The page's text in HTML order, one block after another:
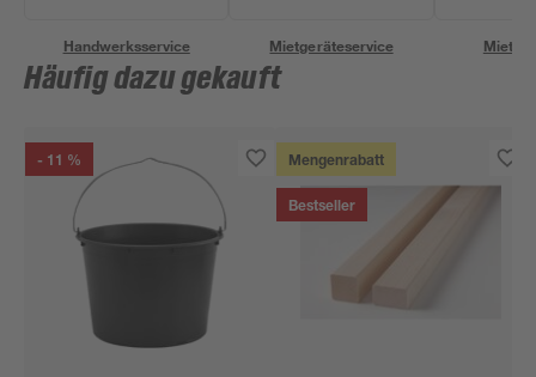
Handwerksservice Mietgeräteservice
Häufig dazu gekauft
- 11 % Mengenrabatt
Bestseller